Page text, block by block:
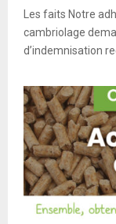
Les faits Notre
cambriolage
d’indemnisation